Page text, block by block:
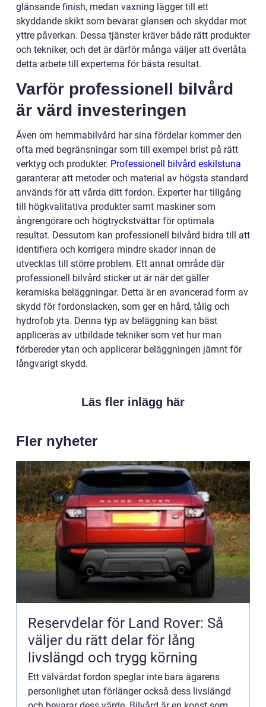
glänsande finish, medan vaxning lägger till ett
skyddande skikt som bevarar glansen och skyddar mot
yttre påverkan. Dessa tjänster kräver både rätt produkter
och tekniker, och det är därför många väljer att överlåta
detta arbete till experterna för bästa resultat.
Varför professionell bilvård
är värd investeringen
Även om hemmabilvård har sina fördelar kommer den
ofta med begränsningar som till exempel brist på rätt
verktyg och produkter. Professionell bilvård eskilstuna
garanterar att metoder och material av högsta standard
används för att vårda ditt fordon. Experter har tillgång
till högkvalitativa produkter samt maskiner som
ångrengörare och högtryckstvättar för optimala
resultat. Dessutom kan professionell bilvård bidra till att
identifiera och korrigera mindre skador innan de
utvecklas till större problem. Ett annat område där
professionell bilvård sticker ut är när det gäller
keramiska beläggningar. Detta är en avancerad form av
skydd för fordonslacken, som ger en hård, tålig och
hydrofob yta. Denna typ av beläggning kan bäst
appliceras av utbildade tekniker som vet hur man
förbereder ytan och applicerar beläggningen jämnt för
långvarigt skydd.
Läs fler inlägg här
Fler nyheter
Reservdelar för Land Rover: Så
väljer du rätt delar för lång
livslängd och trygg körning
Ett välvårdat fordon speglar inte bara ägarens
personlighet utan förlänger också dess livslängd